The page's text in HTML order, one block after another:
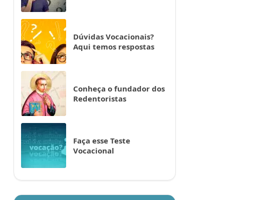
Dúvidas Vocacionais?
Aqui temos respostas
Conheça o fundador dos
Redentoristas
Faça esse Teste
Vocacional